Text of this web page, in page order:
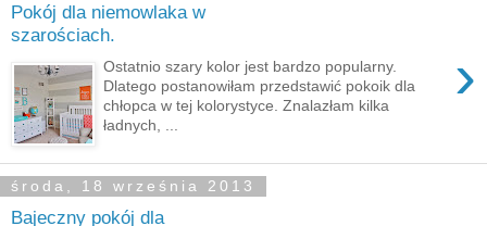
Pokój dla niemowlaka w
szarościach.
›
Ostatnio szary kolor jest bardzo popularny.
Dlatego postanowiłam przedstawić pokoik dla
chłopca w tej kolorystyce. Znalazłam kilka
ładnych, ...
środa, 18 września 2013
Bajeczny pokój dla